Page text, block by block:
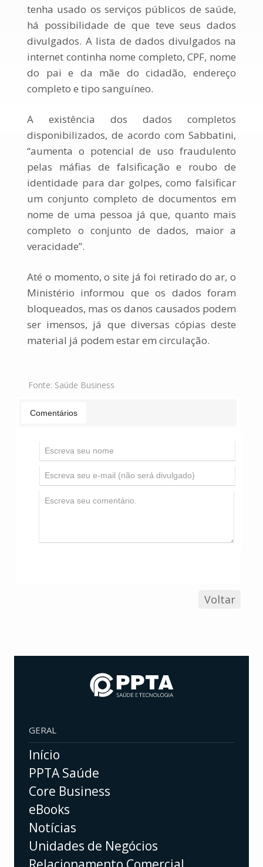
tenha usado os serviços públicos de saúde,
há possibilidade de que teve seus dados
divulgados. A lista de dados divulgados na
internet continha nome completo, CPF, nome
do pai e da mãe do cidadão, endereço
completo e tipo sanguíneo.
A existência dos dados completos
disponibilizados, de acordo com Sabbatini,
“aumenta o potencial de uso fraudulento
pelas máfias de falsificação e roubo de
identidade para dar golpes, como falsificar
um conjunto completo de documentos em
nome de uma pessoa já que, quanto mais
completo o conjunto de dados, maior a
veracidade”.
Até o momento, o site já foi retirado do ar, o
Ministério informou que os dados foram
bloqueados, mas os danos causados podem
ser imensos, já que diversas cópias deste
material já podem estar em circulação.
Fonte: Saúde Business
Comentários
Voltar
GERAL
Início
PPTA Saúde
Core Business
eBooks
Notícias
Unidades de Negócios